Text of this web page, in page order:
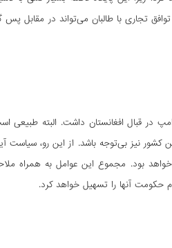
تجاری با طالبان می‌­تواند در مقابل پس
در قبال افغانستان داشت. البته طبیعی
کشور نیز بی‌­توجه باشد. از این رو، سیاست
بود. مجموع این عوامل به همراه
حکومت آنها را تسهیل خواهد کرد.